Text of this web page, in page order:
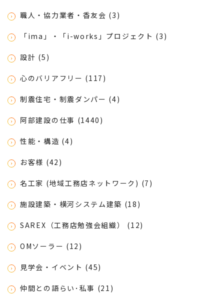
職人・協力業者・香友会 (3)
「ima」・「i-works」プロジェクト (3)
設計 (5)
心のバリアフリー (117)
制震住宅・制震ダンパー (4)
阿部建設の仕事 (1440)
性能・構造 (4)
お客様 (42)
名工家 (地域工務店ネットワーク) (7)
施設建築・横河システム建築 (18)
SAREX（工務店勉強会組織） (12)
OMソーラー (12)
見学会・イベント (45)
仲間との語らい･私事 (21)